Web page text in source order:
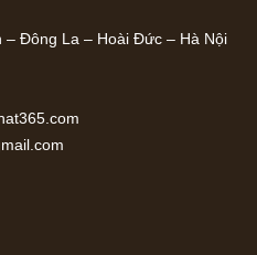
Đông La – Hoài Đức – Hà Nội